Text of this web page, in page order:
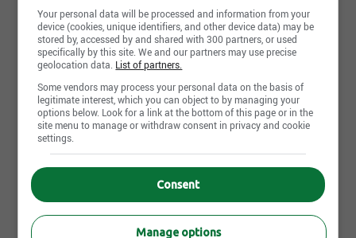
spécialisé œuvrant dans le secteur public et privé
dans le domaine de l'aménagement urbain,
l’aménagement extérieur de parcs municipaux et
travaux en génie civil.
Lire la suite
Photos et vidéos
Your personal data will be processed and information from your
device (cookies, unique identifiers, and other device data) may be
stored by, accessed by and shared with 300 partners, or used
specifically by this site. We and our partners may use precise
geolocation data. List of partners.
Some vendors may process your personal data on the basis of
legitimate interest, which you can object to by managing your
options below. Look for a link at the bottom of this page or in the
site menu to manage or withdraw consent in privacy and cookie
settings.
Consent
Manage options